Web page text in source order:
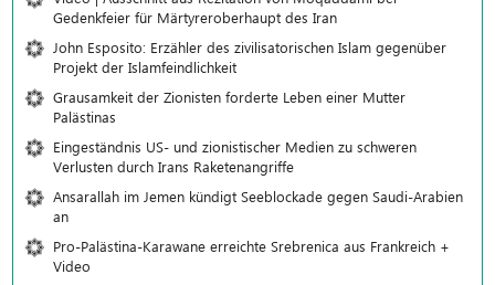
Gedenkfeier für Märtyreroberhaupt des Iran
John Esposito: Erzähler des zivilisatorischen Islam gegenüber
Projekt der Islamfeindlichkeit
Grausamkeit der Zionisten forderte Leben einer Mutter
Palästinas
Eingeständnis US- und zionistischer Medien zu schweren
Verlusten durch Irans Raketenangriffe
Ansarallah im Jemen kündigt Seeblockade gegen Saudi-Arabien
an
Pro-Palästina-Karawane erreichte Srebrenica aus Frankreich +
Video